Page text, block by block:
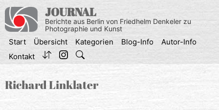
Inhalt
springen
JOURNAL
Berichte aus Berlin von Friedhelm Denkeler zu
Photographie und Kunst
Start Übersicht Kategorien Blog-Info
Autor-Info
Kontakt
Richard Linklater